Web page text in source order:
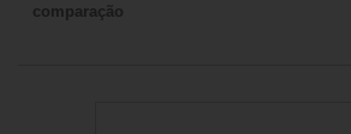
comparação